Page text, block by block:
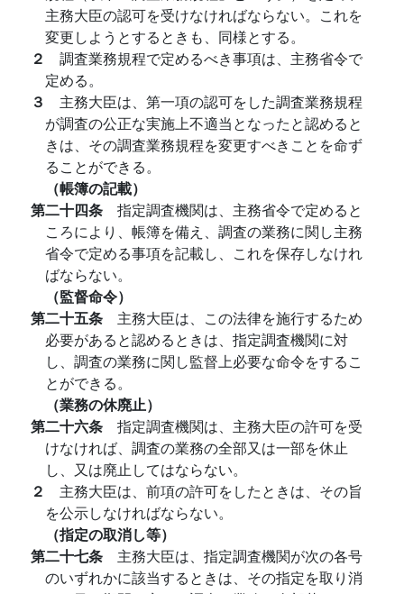
主務大臣の認可を受けなければならない。これを
変更しようとするときも、同様とする。
２ 調査業務規程で定めるべき事項は、主務省令で
定める。
３ 主務大臣は、第一項の認可をした調査業務規程
が調査の公正な実施上不適当となったと認めると
きは、その調査業務規程を変更すべきことを命ず
ることができる。
（帳簿の記載）
第二十四条 指定調査機関は、主務省令で定めると
ころにより、帳簿を備え、調査の業務に関し主務
省令で定める事項を記載し、これを保存しなけれ
ばならない。
（監督命令）
第二十五条 主務大臣は、この法律を施行するため
必要があると認めるときは、指定調査機関に対
し、調査の業務に関し監督上必要な命令をするこ
とができる。
（業務の休廃止）
第二十六条 指定調査機関は、主務大臣の許可を受
けなければ、調査の業務の全部又は一部を休止
し、又は廃止してはならない。
２ 主務大臣は、前項の許可をしたときは、その旨
を公示しなければならない。
（指定の取消し等）
第二十七条 主務大臣は、指定調査機関が次の各号
のいずれかに該当するときは、その指定を取り消